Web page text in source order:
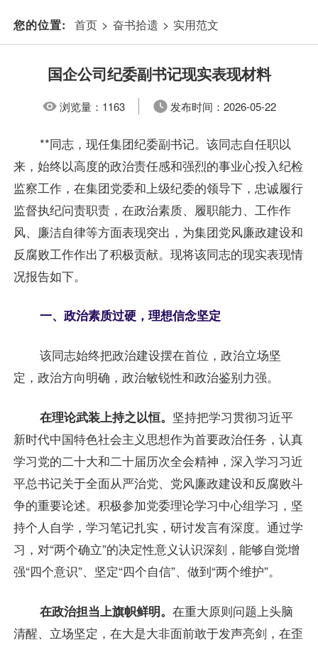
您的位置: 首页 > 奋书拾遗 > 实用范文
国企公司纪委副书记现实表现材料
浏览量： 1163 发布时间： 2026-05-22
**同志，现任集团纪委副书记。该同志自任职以
来，始终以高度的政治责任感和强烈的事业心投入纪检
监察工作，在集团党委和上级纪委的领导下，忠诚履行
监督执纪问责职责，在政治素质、履职能力、工作作
风、廉洁自律等方面表现突出，为集团党风廉政建设和
反腐败工作作出了积极贡献。现将该同志的现实表现情
况报告如下。
一、政治素质过硬，理想信念坚定
该同志始终把政治建设摆在首位，政治立场坚
定，政治方向明确，政治敏锐性和政治鉴别力强。
在理论武装上持之以恒。 坚持把学习贯彻习近平
新时代中国特色社会主义思想作为首要政治任务，认真
学习党的二十大和二十届历次全会精神，深入学习习近
平总书记关于全面从严治党、党风廉政建设和反腐败斗
争的重要论述。积极参加党委理论学习中心组学习，坚
持个人自学，学习笔记扎实，研讨发言有深度。通过学
习，对“两个确立”的决定性意义认识深刻，能够自觉增
强“四个意识”、坚定“四个自信”、做到“两个维护”。
在政治担当上旗帜鲜明。 在重大原则问题上头脑
清醒、立场坚定，在大是大非面前敢于发声亮剑，在歪